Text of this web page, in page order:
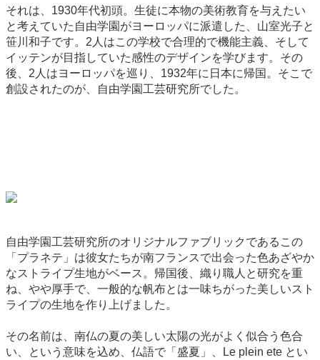
それは、1930年代初頭。生徒に本物の美術教育を与えたい
と考えていた自由学園がヨーロッパに派遣した、山室光子と
笹川和子です。2人はこの学校で合理的で機能主義、そして
イッテンが目指していた感性のデザインを学びます。その
後、2人はヨーロッパを巡り、1932年に日本に帰国。そこで
創設されたのが、自由学園工芸研究所でした。
自由学園工芸研究所のオリジナルファブリックであるこの
「プラネテ」は彼女たちが南フランスで出会った色あざやか
なストライプ生地がベース。帰国後、織り職人と研究を重
ね、やや厚手で、一般的な帆布とは一味ちがった美しいスト
ライプの生地を作り上げました。
その名前は、南仏の夏の美しい太陽の光がよく似合う色合
い、という意味を込め、仏語で「盛夏」、Le plein ete とい